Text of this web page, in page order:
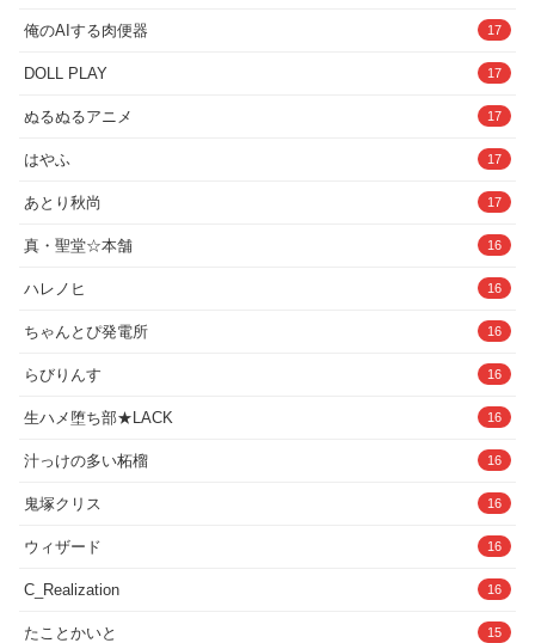
俺のAIする肉便器 17
DOLL PLAY 17
ぬるぬるアニメ 17
はやふ 17
あとり秋尚 17
真・聖堂☆本舗 16
ハレノヒ 16
ちゃんとぴ発電所 16
らびりんす 16
生ハメ堕ち部★LACK 16
汁っけの多い柘榴 16
鬼塚クリス 16
ウィザード 16
C_Realization 16
たことかいと 15